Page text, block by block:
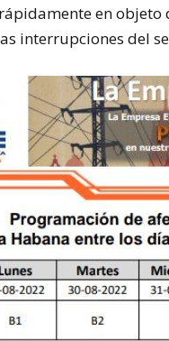
en objeto
interrupciones del